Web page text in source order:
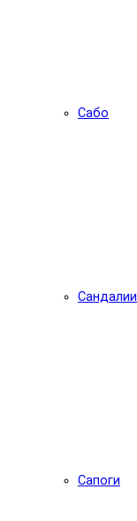
Сабо
Сандалии
Сапоги